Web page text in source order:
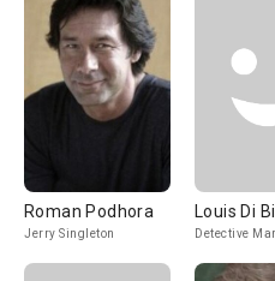
Roman Podhora
Jerry Singleton
Louis Di
Detective